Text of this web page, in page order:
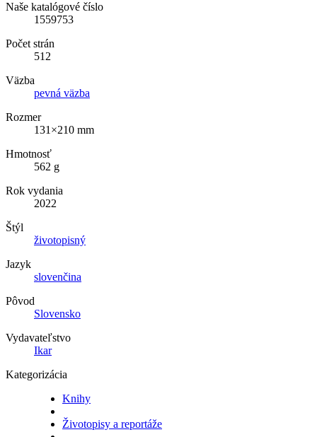
Naše katalógové číslo
1559753
Počet strán
512
Väzba
pevná väzba
Rozmer
131×210 mm
Hmotnosť
562 g
Rok vydania
2022
Štýl
životopisný
Jazyk
slovenčina
Pôvod
Slovensko
Vydavateľstvo
Ikar
Kategorizácia
Knihy
Životopisy a reportáže